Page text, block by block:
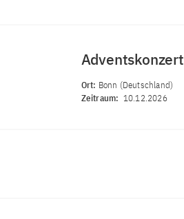
Adventskonzert
Ort: Bonn (Deutschland)
Zeitraum: 10.12.2026